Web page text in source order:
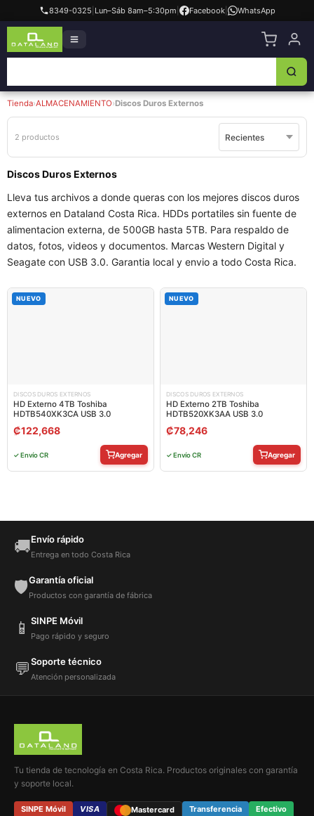
8349-0325 Lun–Sáb 8am–5:30pm Facebook| WhatsApp
Tienda›ALMACENAMIENTO›Discos Duros Externos
2 productos
Discos Duros Externos
Lleva tus archivos a donde queras con los mejores discos duros
externos en Dataland Costa Rica. HDDs portatiles sin fuente de
alimentacion externa, de 500GB hasta 5TB. Para respaldo de
datos, fotos, videos y documentos. Marcas Western Digital y
Seagate con USB 3.0. Garantia local y envio a todo Costa Rica.
NUEVO
DISCOS DUROS EXTERNOS
HD Externo 4TB Toshiba
HDTB540XK3CA USB 3.0
₡122,668
✓ Envío CR Agregar
NUEVO
DISCOS DUROS EXTERNOS
HD Externo 2TB Toshiba
HDTB520XK3AA USB 3.0
₡78,246
✓ Envío CR Agregar
🚚Envío rápido
Entrega en todo Costa Rica
🛡️Garantía oficial
Productos con garantía de fábrica
📱 SINPE Móvil
Pago rápido y seguro
💬Soporte técnico
Atención personalizada
Tu tienda de tecnología en Costa Rica. Productos originales con garantía
y soporte local.
SINPE Móvil VISA Mastercard Transferencia Efectivo